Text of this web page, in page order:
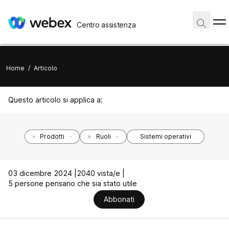
Centro assistenza
Home / Articolo
Questo articolo si applica a:
Prodotti Ruoli Sistemi operativi
03 dicembre 2024 |
2040 vista/e |
5 persone pensano che sia stato utile
Abbonati